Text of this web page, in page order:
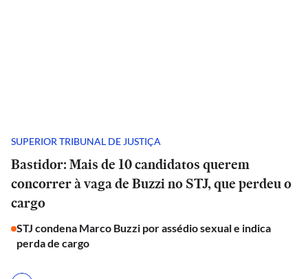
SUPERIOR TRIBUNAL DE JUSTIÇA
Bastidor: Mais de 10 candidatos querem
concorrer à vaga de Buzzi no STJ, que perdeu o
cargo
STJ condena Marco Buzzi por assédio sexual e indica
perda de cargo